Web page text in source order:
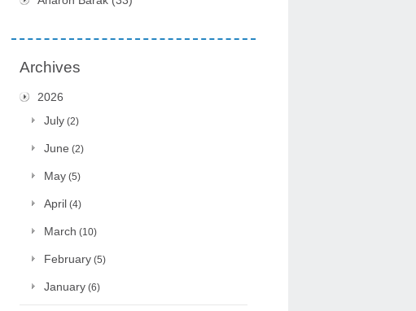
Archives
2026
July (2)
June (2)
May (5)
April (4)
March (10)
February (5)
January (6)